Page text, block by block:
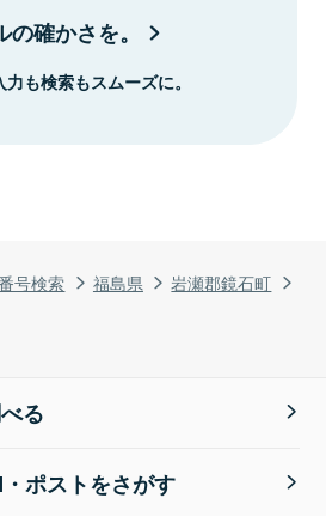
号検索 福島県
岩瀬郡鏡石町
確かさを。
も検索もスムーズに。
る
ポストをさがす